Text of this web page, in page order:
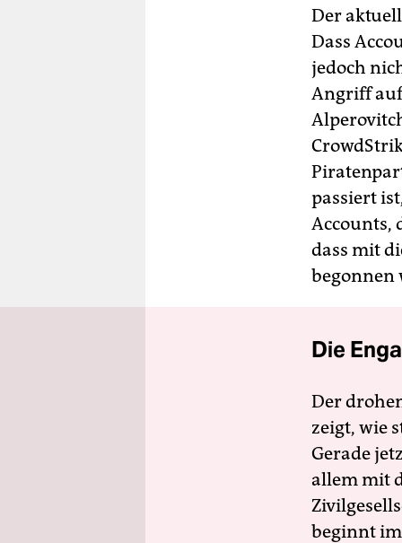
Der
Dass
jedoch
Angriff auf
passiert
Accounts,
dass mit
begonnen
Die
Der
zeigt, wie
Gerade
allem mit
beginnt